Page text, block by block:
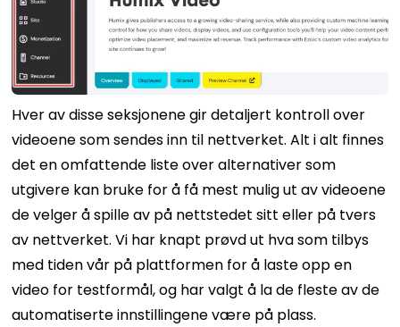
Hver av disse seksjonene gir detaljert kontroll over
videoene som sendes inn til nettverket. Alt i alt finnes
det en omfattende liste over alternativer som
utgivere kan bruke for å få mest mulig ut av videoene
de velger å spille av på nettstedet sitt eller på tvers
av nettverket. Vi har knapt prøvd ut hva som tilbys
med tiden vår på plattformen for å laste opp en
video for testformål, og har valgt å la de fleste av de
automatiserte innstillingene være på plass.